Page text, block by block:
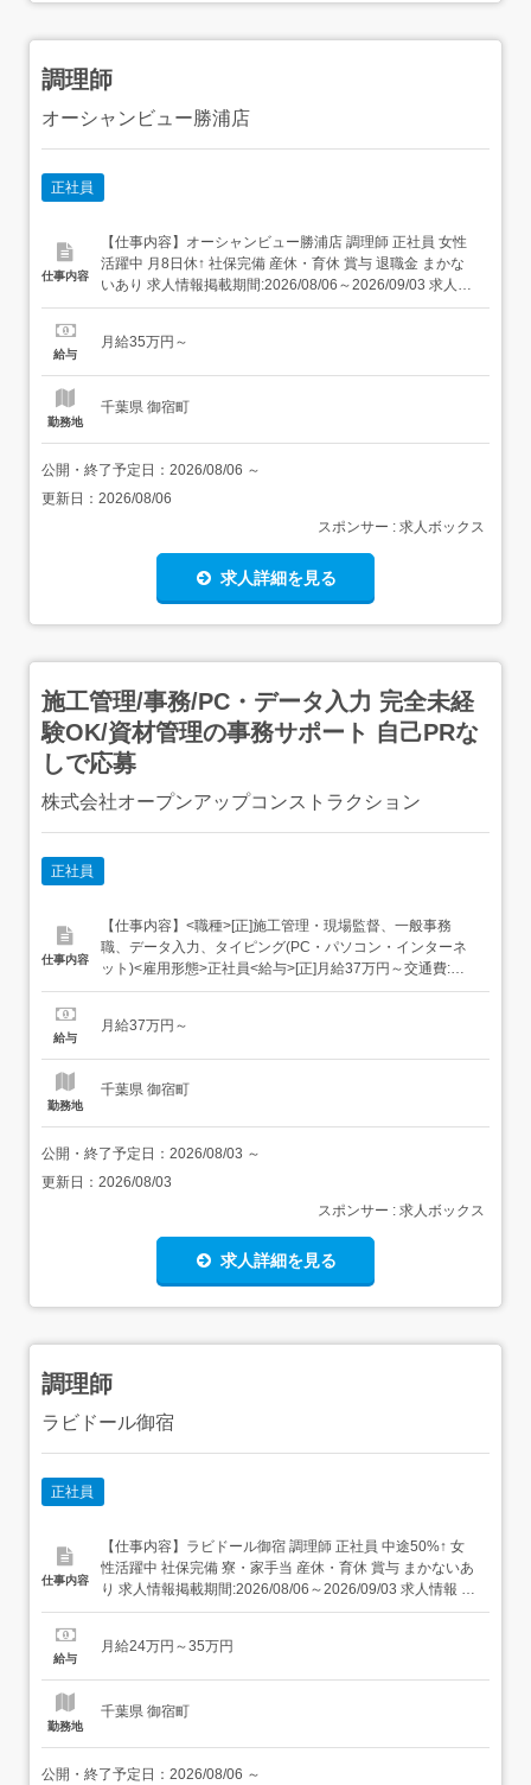
調理師
オーシャンビュー勝浦店
正社員
仕事内容
【仕事内容】オーシャンビュー勝浦店 調理師 正社員 女性
活躍中 月8日休↑ 社保完備 産休・育休 賞与 退職金 まかな
いあり 求人情報掲載期間:2026/08/06～2026/09/03 求人情
報 店舗の特徴 施設内調理(病院・老人ホーム・福祉施設) 住
給与
月給35万円～
勤務地
千葉県 御宿町
公開・終了予定日： 2026/08/06 ～
更新日： 2026/08/06
スポンサー : 求人ボックス
求人詳細を見る
施工管理/事務/PC・データ入力 完全未経
験OK/資材管理の事務サポート 自己PRな
しで応募
株式会社オープンアップコンストラクション
正社員
仕事内容
【仕事内容】<職種>[正]施工管理・現場監督、一般事務
職、データ入力、タイピング(PC・パソコン・インターネ
ット)<雇用形態>正社員<給与>[正]月給37万円～交通費:全
額支給 [正]には、固定残業代:49,143円 20時間相当分が含
お支払いします。 試用期間:3ヶ月/正社員/月給37万円月給
給与
月給37万円～
勤務地
千葉県 御宿町
公開・終了予定日： 2026/08/03 ～
更新日： 2026/08/03
スポンサー : 求人ボックス
求人詳細を見る
調理師
ラビドール御宿
正社員
仕事内容
【仕事内容】ラビドール御宿 調理師 正社員 中途50%↑ 女
性活躍中 社保完備 寮・家⼿当 産休・育休 賞与 まかないあ
り 求人情報掲載期間:2026/08/06～2026/09/03 求人情報 店
舗の特徴 昇給・賞与・社宅・122日休の集団調理 住 所 千
り徒歩24分 URL ...
給与
月給24万円～35万円
勤務地
千葉県 御宿町
公開・終了予定日： 2026/08/06 ～